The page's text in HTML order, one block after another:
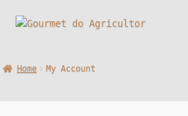
Ir
navegação
Saltar
conteúdo
Home My Account